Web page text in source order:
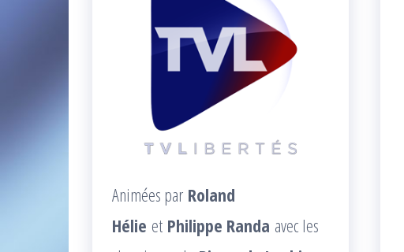
Animées par Roland
Hélie et Philippe Randa avec les